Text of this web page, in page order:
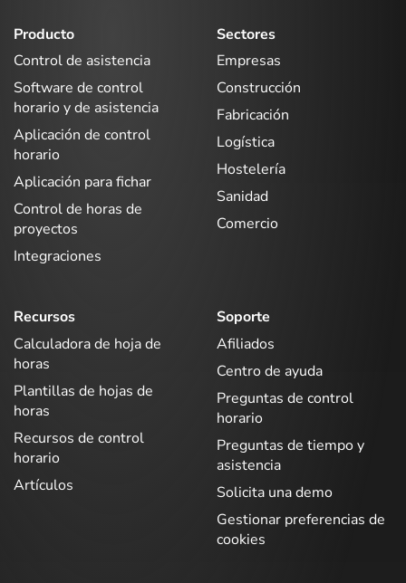
Producto
Control de asistencia
Software de control
horario y de asistencia
Aplicación de control
horario
Aplicación para fichar
Control de horas de
proyectos
Integraciones
Sectores
Empresas
Construcción
Fabricación
Logística
Hostelería
Sanidad
Comercio
Recursos
Calculadora de hoja de
horas
Plantillas de hojas de
horas
Recursos de control
horario
Artículos
Soporte
Afiliados
Centro de ayuda
Preguntas de control
horario
Preguntas de tiempo y
asistencia
Solicita una demo
Gestionar preferencias de
cookies